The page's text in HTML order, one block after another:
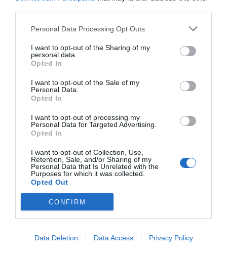
Personal Data Processing Opt Outs
I want to opt-out of the Sharing of my
personal data.
Opted In
I want to opt-out of the Sale of my
Personal Data.
Opted In
I want to opt-out of processing my
Personal Data for Targeted Advertising.
Opted In
I want to opt-out of Collection, Use,
Retention, Sale, and/or Sharing of my
Personal Data that Is Unrelated with the
Purposes for which it was collected.
Opted Out
CONFIRM
Data Deletion Data Access Privacy Policy